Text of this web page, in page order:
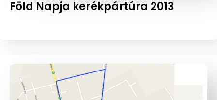
Föld Napja kerékpártúra 2013